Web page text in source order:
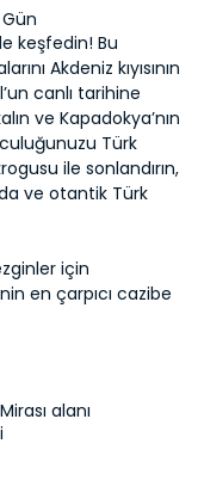
keşfedin! Bu
Akdeniz kıyısının
canlı tarihine
ve Kapadokya’nın
Türk
ile sonlandırın,
ve otantik Türk
için
en çarpıcı cazibe
alanı